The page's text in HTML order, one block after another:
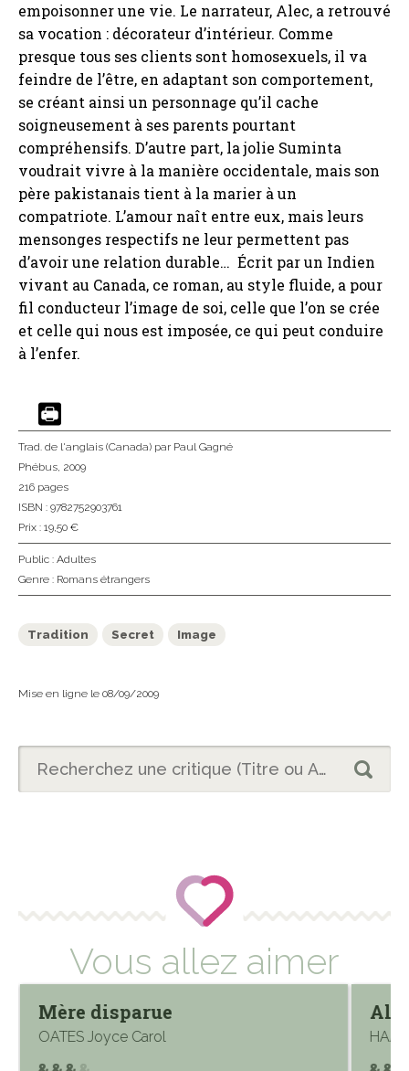
empoisonner une vie. Le narrateur, Alec, a retrouvé
sa vocation : décorateur d’intérieur. Comme
presque tous ses clients sont homosexuels, il va
feindre de l’être, en adaptant son comportement,
se créant ainsi un personnage qu’il cache
soigneusement à ses parents pourtant
compréhensifs. D’autre part, la jolie Suminta
voudrait vivre à la manière occidentale, mais son
père pakistanais tient à la marier à un
compatriote. L’amour naît entre eux, mais leurs
mensonges respectifs ne leur permettent pas
d’avoir une relation durable… Écrit par un Indien
vivant au Canada, ce roman, au style fluide, a pour
fil conducteur l’image de soi, celle que l’on se crée
et celle qui nous est imposée, ce qui peut conduire
à l’enfer.
Trad. de l'anglais (Canada) par Paul Gagné
Phébus, 2009
216 pages
ISBN : 9782752903761
Prix : 19,50 €
Public : Adultes
Genre : Romans étrangers
Tradition Secret Image
Mise en ligne le 08/09/2009
Vous allez aimer
Mère disparue
OATES Joyce Carol